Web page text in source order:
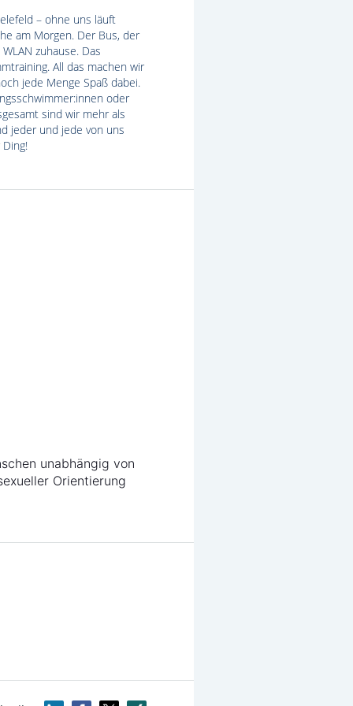
– ohne uns läuft
am Morgen. Der Bus, der
zuhause. Das
All das machen wir
jede Menge Spaß dabei.
oder
sind wir mehr als
jeder und jede von uns
unabhängig von
Orientierung